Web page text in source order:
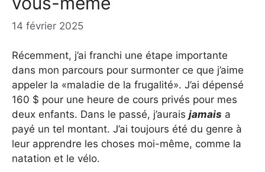
14 février 2025
Récemment, j’ai franchi une étape importante
dans mon parcours pour surmonter ce que j’aime
appeler la «maladie de la frugalité». J’ai dépensé
160 $ ​​pour une heure de cours privés pour mes
deux enfants. Dans le passé, j’aurais jamais a
payé un tel montant. J’ai toujours été du genre à
leur apprendre les choses moi-même, comme la
natation et le vélo.